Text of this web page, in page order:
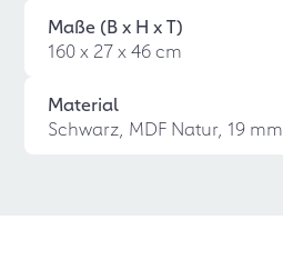
Maße (B x H x T)
160 x 27 x 46 cm
Material
Schwarz, MDF Natur, 19 mm